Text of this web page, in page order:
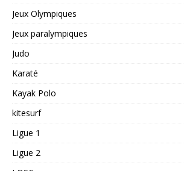
Jeux Olympiques
Jeux paralympiques
Judo
Karaté
Kayak Polo
kitesurf
Ligue 1
Ligue 2